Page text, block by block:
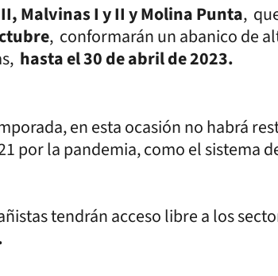
Malvinas I y II y Molina Punta,
, conformarán un abanico de
hasta el 30 de abril de 2023.
en esta ocasión no habrá
por la pandemia, como el sistema
tendrán acceso libre a los